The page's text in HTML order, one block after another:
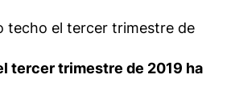
techo el tercer trimestre de
tercer trimestre de 2019 ha